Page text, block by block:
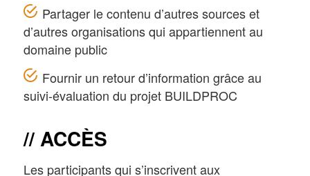
Partager le contenu d’autres sources et
d’autres organisations qui appartiennent au
domaine public
Fournir un retour d’information grâce au
suivi-évaluation du projet BUILDPROC
ACCÈS
Les participants qui s’inscrivent aux